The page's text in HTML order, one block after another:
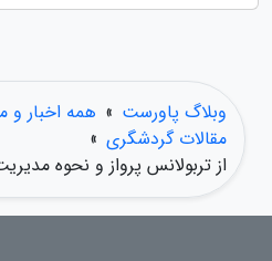
وبلاگ پاورست » همه اخبار و
مقالات گردشگری »
از تربولانس پرواز و نحوه